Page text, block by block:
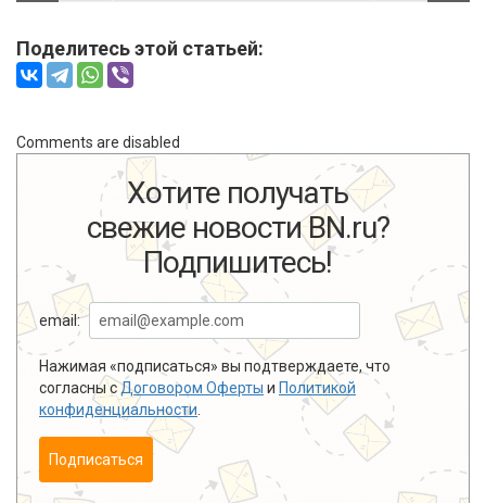
Поделитесь этой статьей:
Comments are disabled
Хотите получать
свежие новости BN.ru?
Подпишитесь!
email:
Нажимая «подписаться» вы подтверждаете, что
согласны сДоговором Оферты и Политикой
конфиденциальности
Подписаться